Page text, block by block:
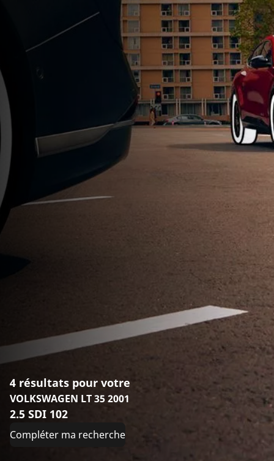
4 résultats pour votre
VOLKSWAGEN LT 35 2001
2.5 SDI 102
Compléter ma recherche